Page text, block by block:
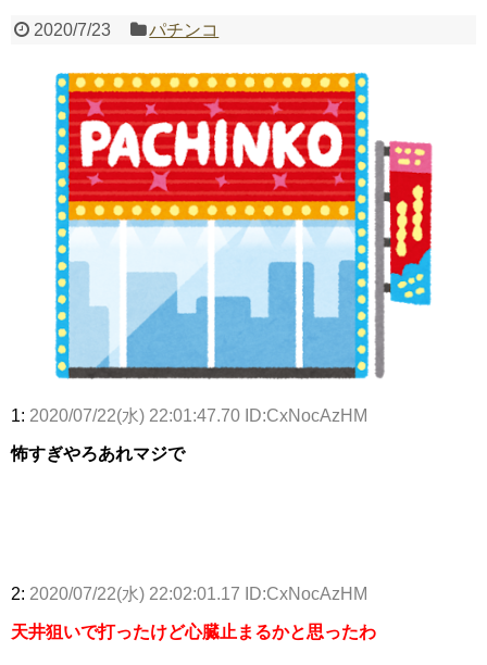
Powered by livedoor 相互RSS
2020/7/23 パチンコ
1: 2020/07/22(水) 22:01:47.70 ID:CxNocAzHM
怖すぎやろあれマジで
2: 2020/07/22(水) 22:02:01.17 ID:CxNocAzHM
天井狙いで打ったけど心臓止まるかと思ったわ